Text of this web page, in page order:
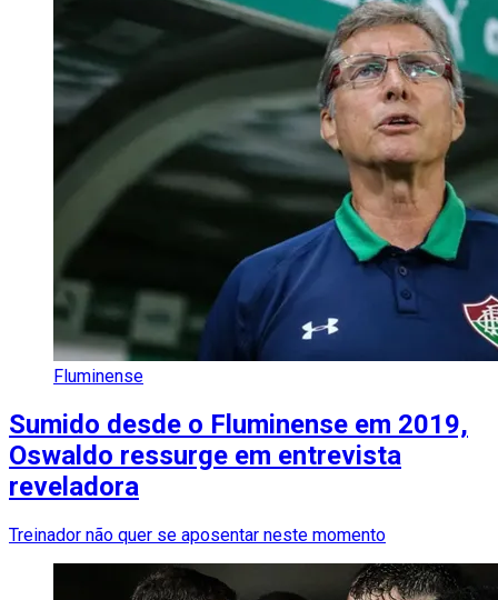
Fluminense
Sumido desde o Fluminense em 2019,
Oswaldo ressurge em entrevista
reveladora
Treinador não quer se aposentar neste momento